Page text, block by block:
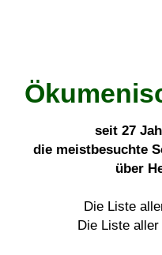
seit 27
die meistbesuchte
über
Die Liste
Die Liste